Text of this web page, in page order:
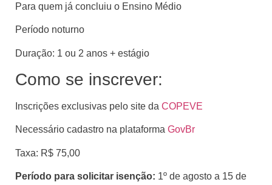
Para quem já concluiu o Ensino Médio
Período noturno
Duração: 1 ou 2 anos + estágio
Como se inscrever:
Inscrições exclusivas pelo site da COPEVE
Necessário cadastro na plataforma GovBr
Taxa: R$ 75,00
Período para solicitar isenção: 1º de agosto a 15 de